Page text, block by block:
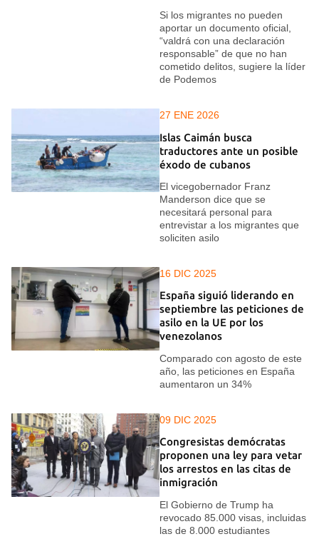
Si los migrantes no pueden
aportar un documento oficial,
“valdrá con una declaración
responsable” de que no han
cometido delitos, sugiere la líder
de Podemos
27 ENE 2026
Islas Caimán busca
traductores ante un posible
éxodo de cubanos
El vicegobernador Franz
Manderson dice que se
necesitará personal para
entrevistar a los migrantes que
soliciten asilo
16 DIC 2025
España siguió liderando en
septiembre las peticiones de
asilo en la UE por los
venezolanos
Comparado con agosto de este
año, las peticiones en España
aumentaron un 34%
09 DIC 2025
Congresistas demócratas
proponen una ley para vetar
los arrestos en las citas de
inmigración
El Gobierno de Trump ha
revocado 85.000 visas, incluidas
las de 8.000 estudiantes